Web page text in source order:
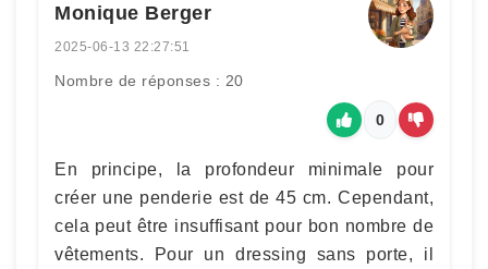
Monique Berger
2025-06-13 22:27:51
Nombre de réponses : 20
0
En principe, la profondeur minimale pour
créer une penderie est de 45 cm. Cependant,
cela peut être insuffisant pour bon nombre de
vêtements. Pour un dressing sans porte, il